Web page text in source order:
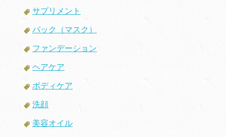
サプリメント
パック（マスク）
ファンデーション
ヘアケア
ボディケア
洗顔
美容オイル